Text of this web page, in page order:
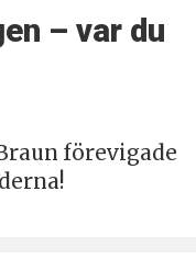
– var du
förevigade